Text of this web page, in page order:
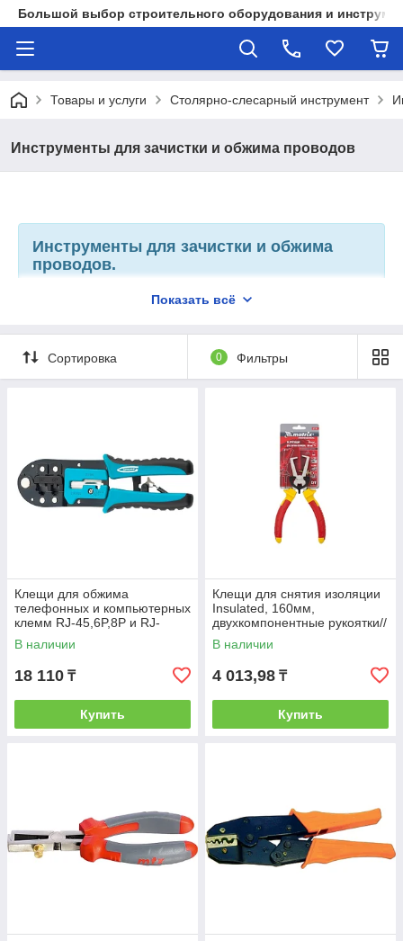
Большой выбор строительного оборудования и
Товары и услуги Столярно-слесарный инструмент
Инструменты для зачистки и обжима проводов
Инструменты для зачистки и обжима
проводов.
Инструменты для зачистки и обжима
проводов - это профессиональные
для работы с электрическими проводами, они
удаляют изоляцию с концов проводов, также
они служат для разделки кабелей при
электромонтажных работах. Наши
обеспечат вас комфортом, а также исключат
возможность выскальзывания инструмента
из рук во время работы.
Показать всё
Сортировка 0 Фильтры
Клещи для обжима
телефонных и компьютерных
клемм RJ-45,6P,8P и RJ-
11/12,6P,8P // GROSS
В наличии
18 110 ₸
Купить
Клещи для снятия изоляции
Insulated, 160мм,
двухкомпонентные рукоятки//
MATRIX PROFESSIONAL
В наличии
4 013,98 ₸
Купить